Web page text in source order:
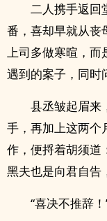
二人携手返回
番，喜却早就从丧
上司多做寒暄，而
遇到的案子，同时
县丞皱起眉来
手，再加上这两个
作，便捋着胡须道
黑夫也是向君自告
“喜决不推辞！